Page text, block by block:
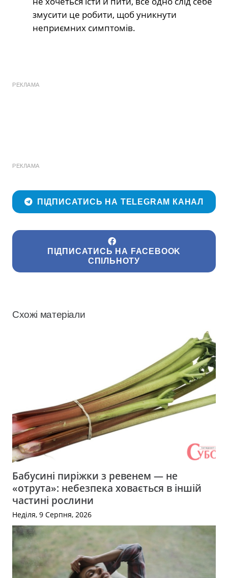
змусити це робити, щоб уникнути
неприємних симптомів.
РЕКЛАМА
РЕКЛАМА
ПІДПИСАТИСЬ НА TELEGRAM КАНАЛ
ПІДПИСАТИСЬ НА FACEBOOK
СПІЛЬНОТУ
Схожі матеріали
Бабусині пиріжки з ревенем — не
«отрута»: небезпека ховається в іншій
частині рослини
Неділя, 9 Серпня, 2026